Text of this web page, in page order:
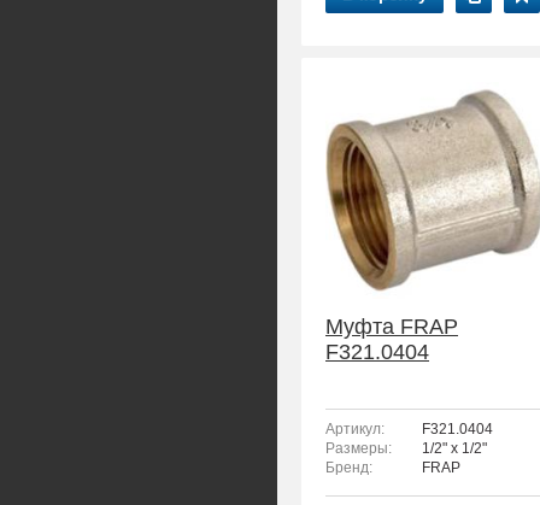
Муфта FRAP
F321.0404
Артикул:
F321.0404
Размеры:
1/2" x 1/2"
Бренд:
FRAP